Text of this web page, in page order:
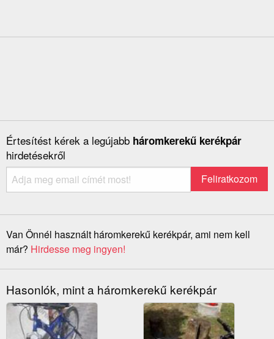
Értesítést kérek a legújabb háromkerekű kerékpár
hirdetésekről
Van Önnél használt háromkerekű kerékpár, ami nem kell
már? Hirdesse meg ingyen!
Hasonlók, mint a háromkerekű kerékpár